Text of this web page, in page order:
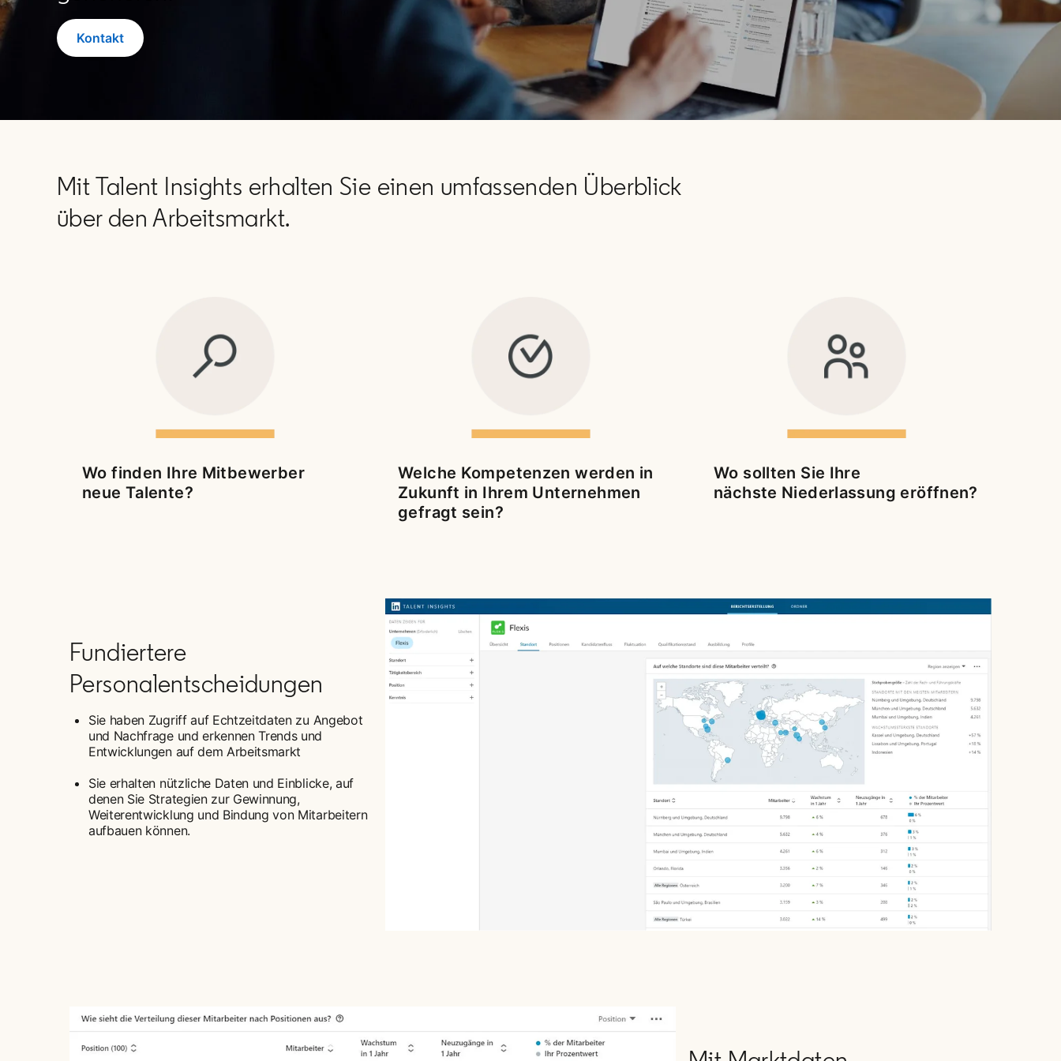
Kontakt
Mit Talent Insights erhalten Sie einen umfassenden Überblick
über den Arbeitsmarkt.
Wo finden Ihre Mitbewerber
neue Talente?
Welche Kompetenzen werden in
Zukunft in Ihrem Unternehmen
gefragt sein?
Wo sollten Sie Ihre
nächste Niederlassung eröffnen?
Fundiertere
Personalentscheidungen
Sie haben Zugriff auf Echtzeitdaten zu Angebot
und Nachfrage und erkennen Trends und
Entwicklungen auf dem Arbeitsmarkt
Sie erhalten nützliche Daten und Einblicke, auf
denen Sie Strategien zur Gewinnung,
Weiterentwicklung und Bindung von Mitarbeitern
aufbauen können.